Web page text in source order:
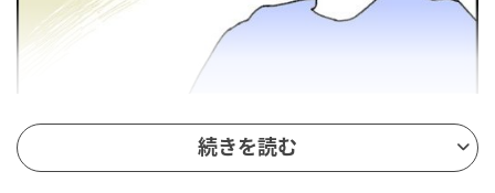
続きを読む